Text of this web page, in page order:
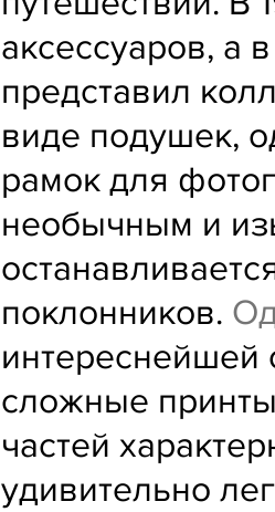
аксессуаров, а
представил
виде подушек,
рамок для
необычным и
поклонников.
интереснейшей
сложные
частей
удивительно